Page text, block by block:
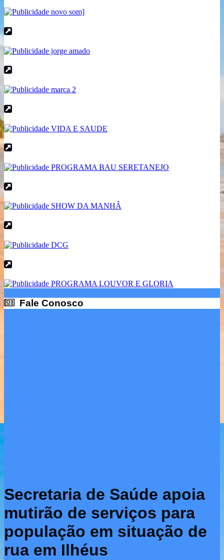
Fale Conosco
Secretaria de Saúde apoia
mutirão de serviços para
população em situação de
rua em Ilhéus